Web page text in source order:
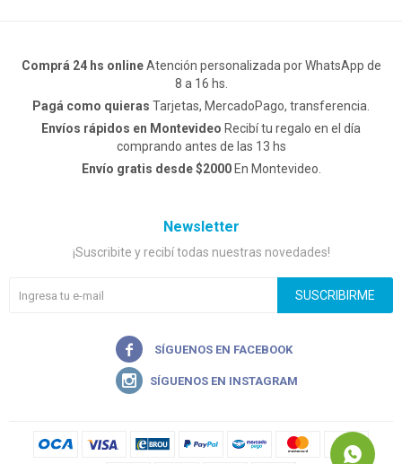
Comprá 24 hs onlineAtención personalizada por WhatsApp de
8 a 16 hs.
Pagá como quieras Tarjetas, MercadoPago, transferencia.
Envíos rápidos en Montevideo Recibí tu regalo en el día
comprando antes de las 13 hs
Envío gratis desde $2000En Montevideo.
Newsletter
¡Suscribite y recibí todas nuestras novedades!
SUSCRIBIRME

